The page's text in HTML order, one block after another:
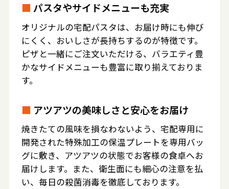
■ パスタやサイドメニューも充実
オリジナルの宅配パスタは、お届け時にも伸び
にくく、おいしさが長持ちするのが特徴です。
ピザと一緒にご注文いただける、バラエティ豊
かなサイドメニューも豊富に取り揃えておりま
す。
■ アツアツの美味しさと安心をお届け
焼きたての風味を損なわないよう、宅配専用に
開発された特殊加工の保温プレートを専用バッ
グに敷き、アツアツの状態でお客様の食卓へお
届けします。また、衛生面にも細心の注意を払
い、毎日の殺菌消毒を徹底しております。